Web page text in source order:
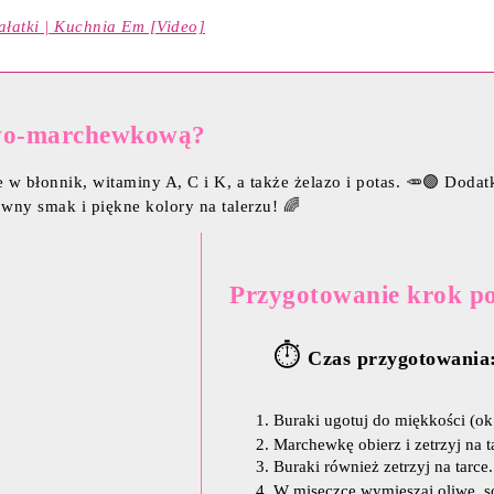
| Kuchnia Em [Video]
marchewkową?
błonnik, witaminy A, C i K, a także żelazo i potas. 🥕🟣
smak i piękne kolory na talerzu! 🌈
Przygotowanie krok
⏱️ Czas
Buraki ugotuj do miękkości
Marchewkę obierz i zetrzyj na
Buraki również zetrzyj na